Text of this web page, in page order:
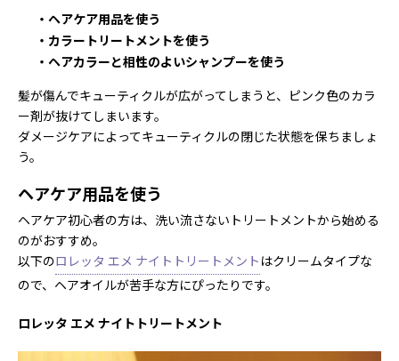
・ヘアケア用品を使う
・カラートリートメントを使う
・ヘアカラーと相性のよいシャンプーを使う
髪が傷んでキューティクルが広がってしまうと、ピンク色のカラ
ー剤が抜けてしまいます。
ダメージケアによってキューティクルの閉じた状態を保ちましょ
う。
ヘアケア用品を使う
ヘアケア初心者の方は、洗い流さないトリートメントから始める
のがおすすめ。
以下のロレッタ エメ ナイトトリートメント はクリームタイプな
ので、ヘアオイルが苦手な方にぴったりです。
ロレッタ エメ ナイトトリートメント